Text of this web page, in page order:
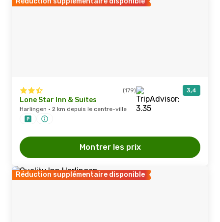
(179) 3,4
Lone Star Inn & Suites
Harlingen · 2 km depuis le centre-ville
Montrer les prix
Réduction supplémentaire disponible